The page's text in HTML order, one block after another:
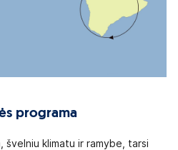
programa
švelniu klimatu ir ramybe, tarsi